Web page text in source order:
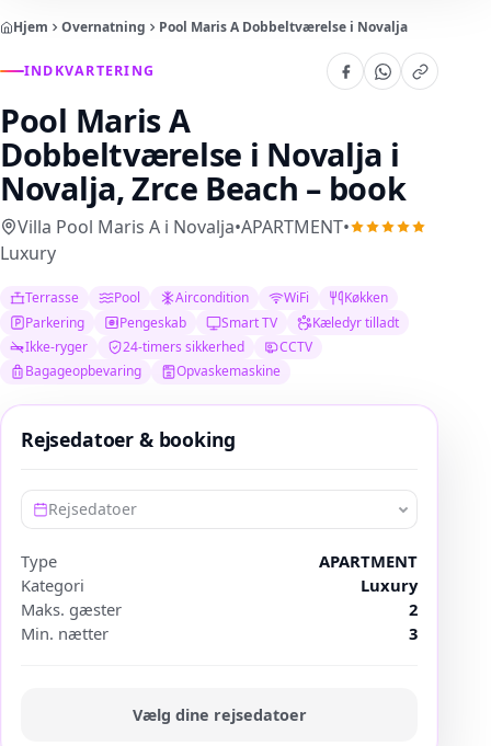
Hjem Overnatning Pool Maris A Dobbeltværelse i Novalja
INDKVARTERING
Pool Maris A
Dobbeltværelse i Novalja i
Novalja, Zrce Beach – book
Villa Pool Maris A i Novalja•APARTMENT•
Luxury
Terrasse Pool Aircondition WiFi
Køkken
Parkering
Pengeskab Smart TV
Kæledyr tilladt
Ikke-ryger
24-timers sikkerhed
CCTV
Bagageopbevaring
Opvaskemaskine
Rejsedatoer & booking
Rejsedatoer
Type
APARTMENT
Kategori
Luxury
Maks. gæster
2
Min. nætter
3
Vælg dine rejsedatoer